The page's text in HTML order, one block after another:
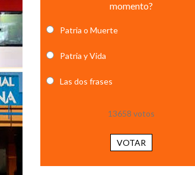
momento?
Patria o Muerte
Patria y Vida
Las dos frases
13658 votos
VOTAR